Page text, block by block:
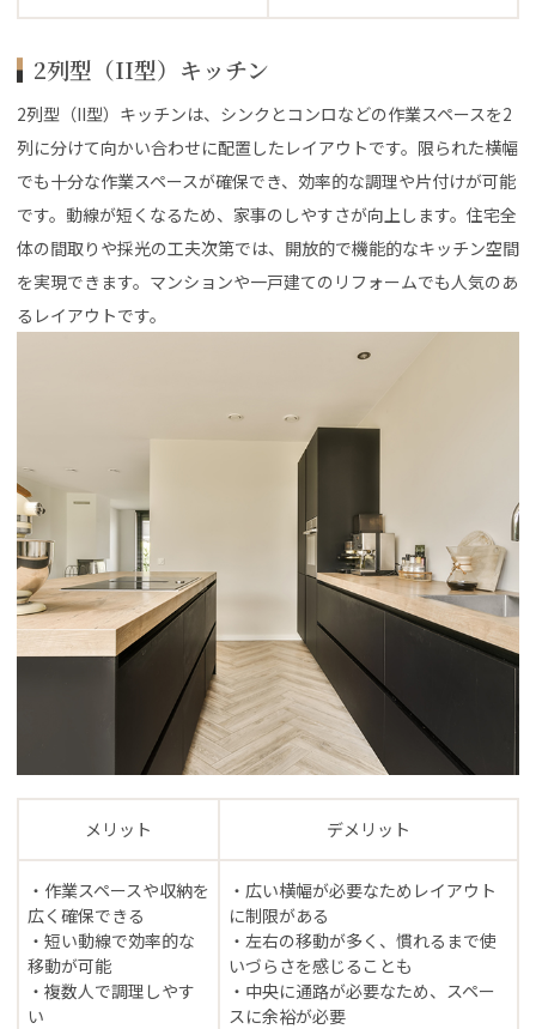
2列型（II型）キッチン
2列型（II型）キッチンは、シンクとコンロなどの作業スペースを2
列に分けて向かい合わせに配置したレイアウトです。限られた横幅
でも十分な作業スペースが確保でき、効率的な調理や片付けが可能
です。動線が短くなるため、家事のしやすさが向上します。住宅全
体の間取りや採光の工夫次第では、開放的で機能的なキッチン空間
を実現できます。マンションや一戸建てのリフォームでも人気のあ
るレイアウトです。
メリット デメリット
・作業スペースや収納を
広く確保できる
・短い動線で効率的な
移動が可能
・複数人で調理しやす
い
・広い横幅が必要なためレイアウト
に制限がある
・左右の移動が多く、慣れるまで使
いづらさを感じることも
・中央に通路が必要なため、スペー
スに余裕が必要